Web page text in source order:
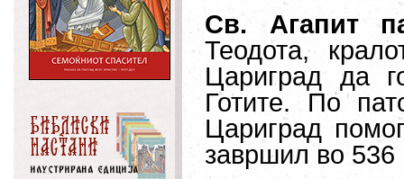
Св. Агапит
Теодота,
Цариград да
Готите. По
Цариград
завршил во 536